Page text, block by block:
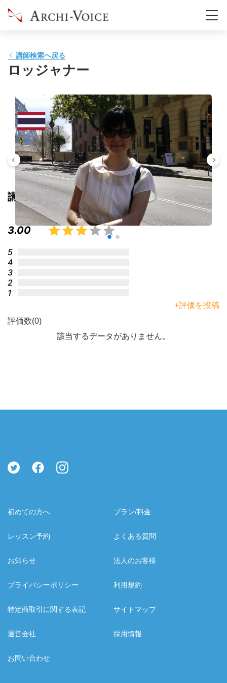
講師検索へ戻る
ロッジャナー
講師の評価
3.00
5
4
3
2
1
+評価を投稿
評価数(0)
該当するデータがありません。
初めての方へ プラン/料金
レッスン予約 よくある質問
お知らせ 法人のお客様
プライバシーポリシー 利用規約
特定商取引に関する表記 サイトマップ
運営会社 採用情報
お問い合わせ